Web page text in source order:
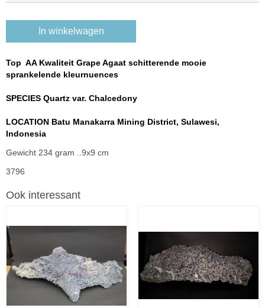
In winkelwagen
Top AA Kwaliteit Grape Agaat schitterende mooie
sprankelende kleurnuences
SPECIES Quartz var. Chalcedony
LOCATION Batu Manakarra Mining District, Sulawesi,
Indonesia
Gewicht 234 gram ..9x9 cm
3796
Ook interessant